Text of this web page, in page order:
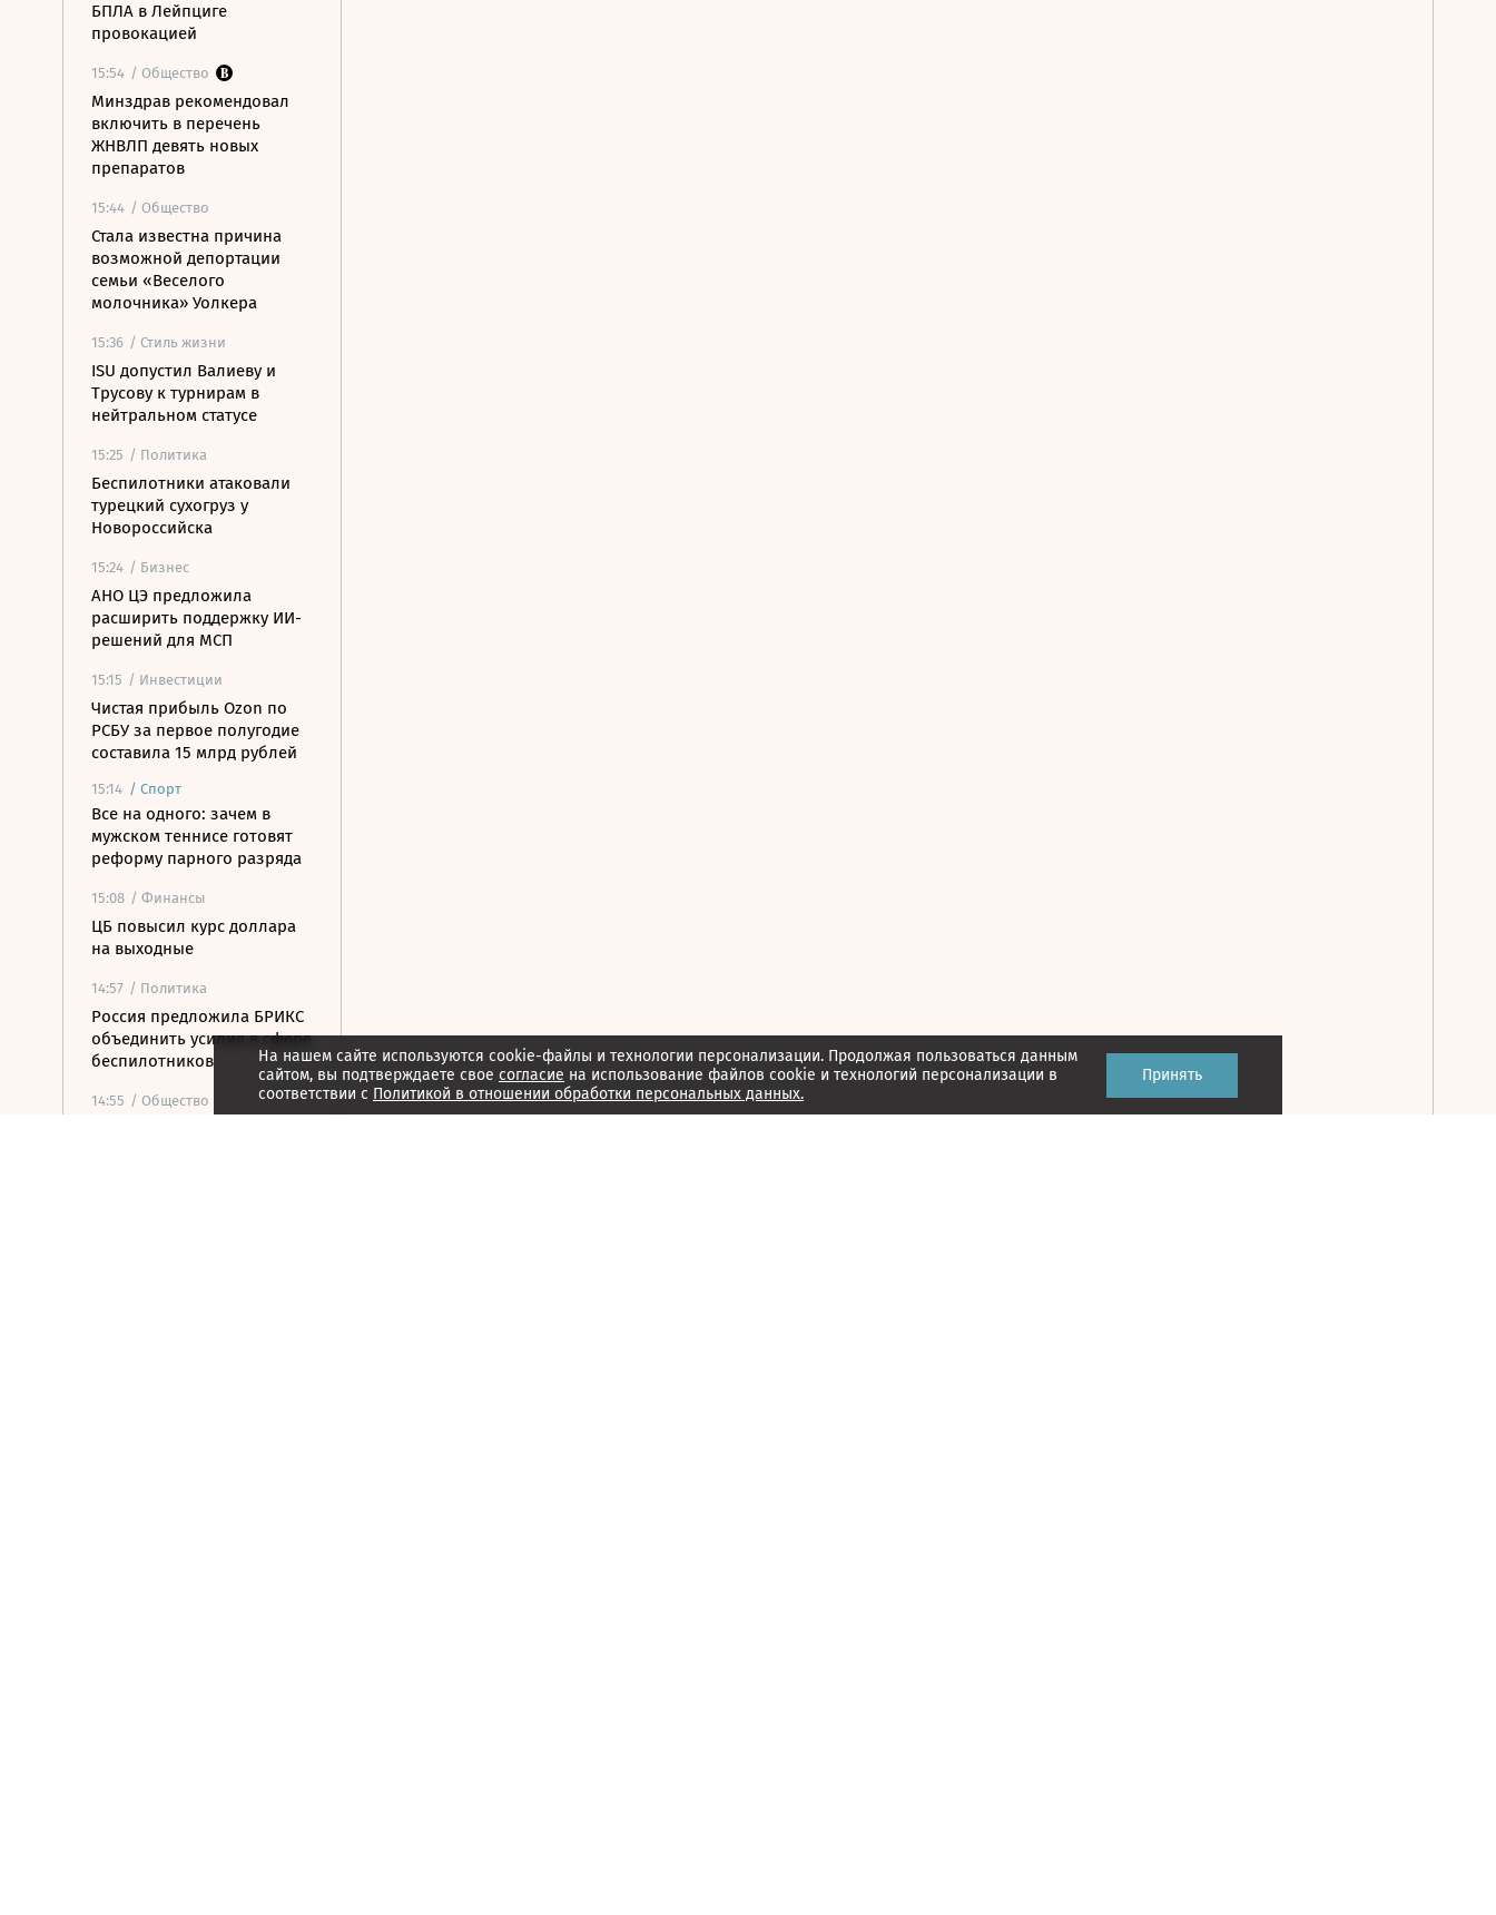
БПЛА в Лейпциге
провокацией
15:54 / Общество
Минздрав рекомендовал
включить в перечень
ЖНВЛП девять новых
препаратов
15:44 / Общество
Стала известна причина
возможной депортации
семьи «Веселого
молочника» Уолкера
15:36 / Стиль жизни
ISU допустил Валиеву и
Трусову к турнирам в
нейтральном статусе
15:25 / Политика
Беспилотники атаковали
турецкий сухогруз у
Новороссийска
15:24 / Бизнес
АНО ЦЭ предложила
расширить поддержку ИИ-
решений для МСП
15:15 / Инвестиции
Чистая прибыль Ozon по
РСБУ за первое полугодие
составила 15 млрд рублей
15:14 / Спорт
Все на одного: зачем в
мужском теннисе готовят
реформу парного разряда
15:08 / Финансы
ЦБ повысил курс доллара
на выходные
14:57 / Политика
Россия предложила БРИКС
объединить усилия в сфере
беспилотников
14:55 / Общество
На нашем сайте используются cookie-файлы и технологии персонализации. Продолжая пользоваться данным
сайтом, вы подтверждаете свое согласие на использование файлов cookie и технологий персонализации в
соответствии с Политикой в отношении обработки персональных данных.
Принять